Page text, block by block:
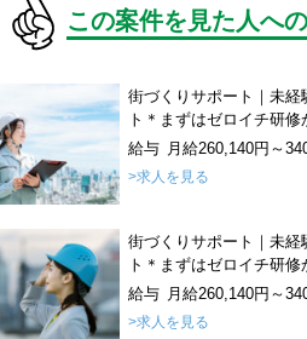
この案件を見た人へ
街づくりサポート｜未経
ト＊まずはゼロイチ研修
給与 月給260,140円～
>求人を見る
街づくりサポート｜未経
ト＊まずはゼロイチ研修
給与 月給260,140円～
>求人を見る